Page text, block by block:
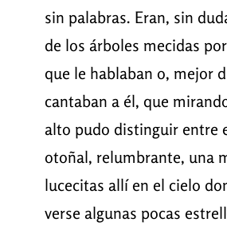
sin palabras. Eran, sin
de los árboles mecidas
que le hablaban o, mejor
cantaban a él, que
alto pudo distinguir entre
otoñal, relumbrante, una
lucecitas allí en el cielo
verse algunas pocas